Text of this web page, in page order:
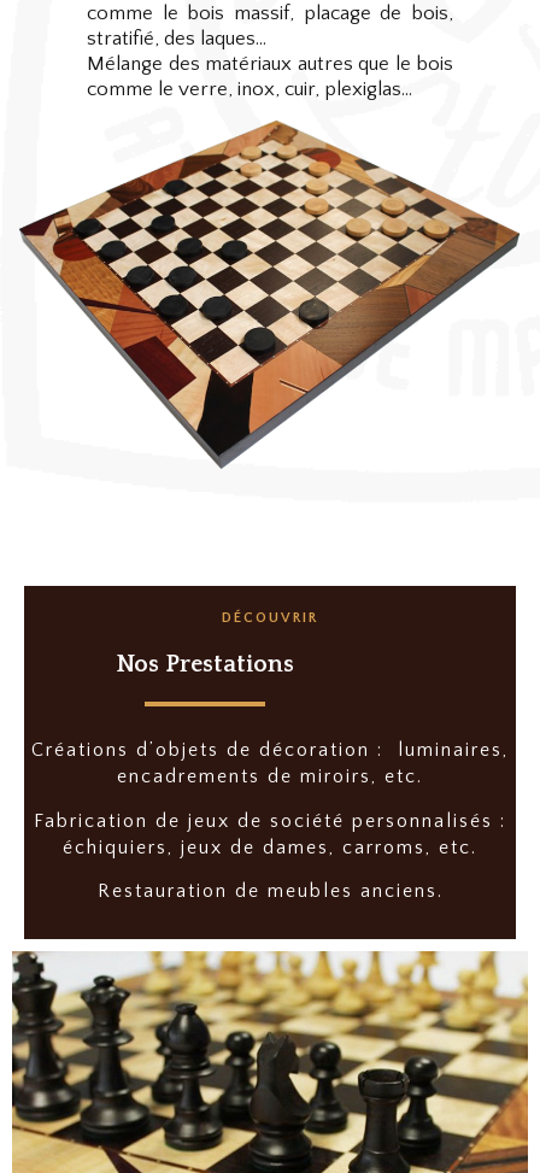
comme le bois massif, placage de bois,
stratifié, des laques…
Mélange des matériaux autres que le bois
comme le verre, inox, cuir, plexiglas…
DÉCOUVRIR
Nos Prestations
Créations d’objets de décoration : luminaires,
encadrements de miroirs, etc.
Fabrication de jeux de société personnalisés :
échiquiers, jeux de dames, carroms, etc.
Restauration de meubles anciens.